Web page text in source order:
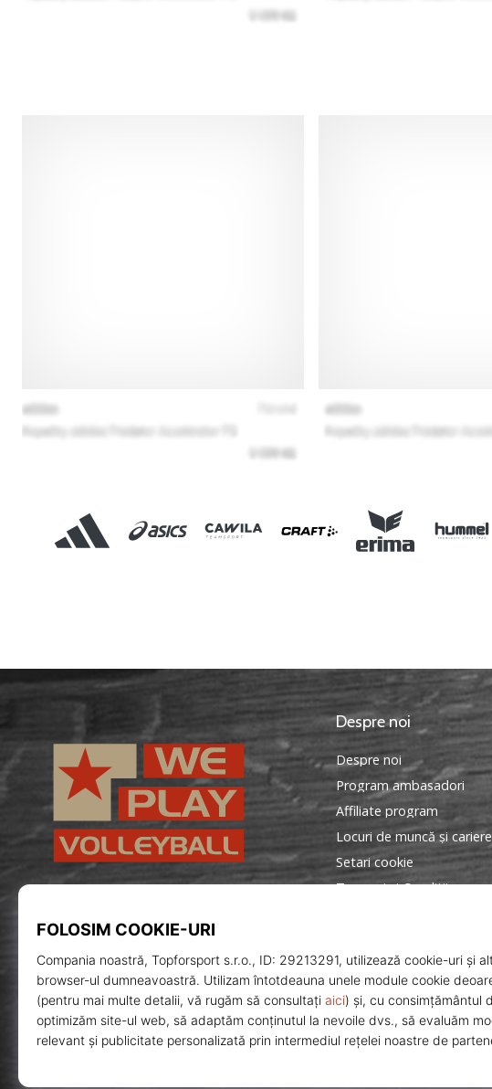
Despre noi
Despre noi
Program ambasadori
Affiliate program
Locuri de muncă și cariere
Setari cookie
Termeni si Conditii